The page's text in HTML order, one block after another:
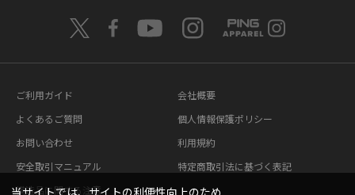
ご利用ガイド
よくあるご質問
お問い合わせ
安全取引マニュアル
模造品に関する注意
会社概要
個人情報保護ポリシー
利用規約
特定商取引法に基づく表記
当サイトでは、サイトの利便性向上のため